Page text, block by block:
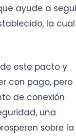
ayude a
la cual
este pacto y
con pago, pero
de conexión
una
sobre la